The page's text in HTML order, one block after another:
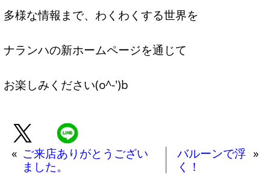
多様な情報まで、わくわくする世界を
ナランハの新ホームページを通じて
お楽しみください(o^-')b
« ご来店ありがとうござい
ました。
バルーンで浮
く！
»